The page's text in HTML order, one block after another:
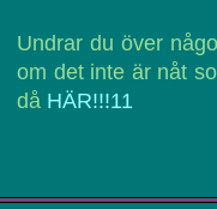
Undrar du över
om det inte är nåt
då HÄR!!!11